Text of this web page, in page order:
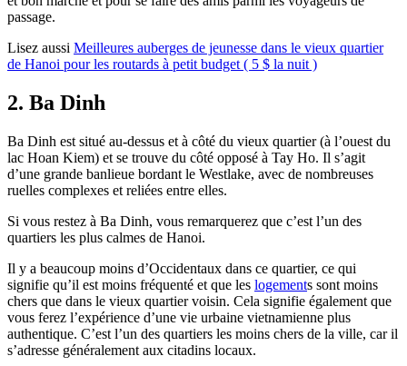
passage.
Lisez aussi Meilleures auberges de jeunesse dans le vieux quartier
de Hanoi pour les routards à petit budget ( 5 $ la nuit )
2. Ba Dinh
Ba Dinh est situé au-dessus et à côté du vieux quartier (à l’ouest du
lac Hoan Kiem) et se trouve du côté opposé à Tay Ho. Il s’agit
d’une grande banlieue bordant le Westlake, avec de nombreuses
ruelles complexes et reliées entre elles.
Si vous restez à Ba Dinh, vous remarquerez que c’est l’un des
quartiers les plus calmes de Hanoi.
Il y a beaucoup moins d’Occidentaux dans ce quartier, ce qui
signifie qu’il est moins fréquenté et que les logements sont moins
chers que dans le vieux quartier voisin. Cela signifie également que
vous ferez l’expérience d’une vie urbaine vietnamienne plus
authentique. C’est l’un des quartiers les moins chers de la ville, car il
s’adresse généralement aux citadins locaux.